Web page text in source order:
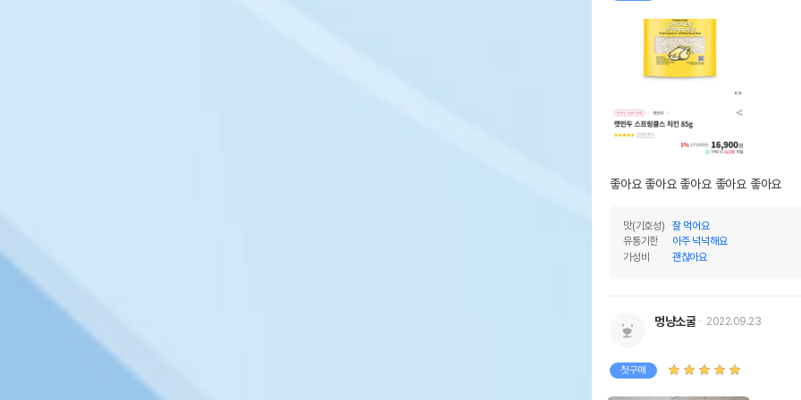
좋아요 좋아요 좋아요 좋아요 좋아요
맛(기호성)
잘 먹어요
유통기한
아주 넉넉해요
가성비
괜찮아요
멍냥소굴 2022.09.23
첫구매